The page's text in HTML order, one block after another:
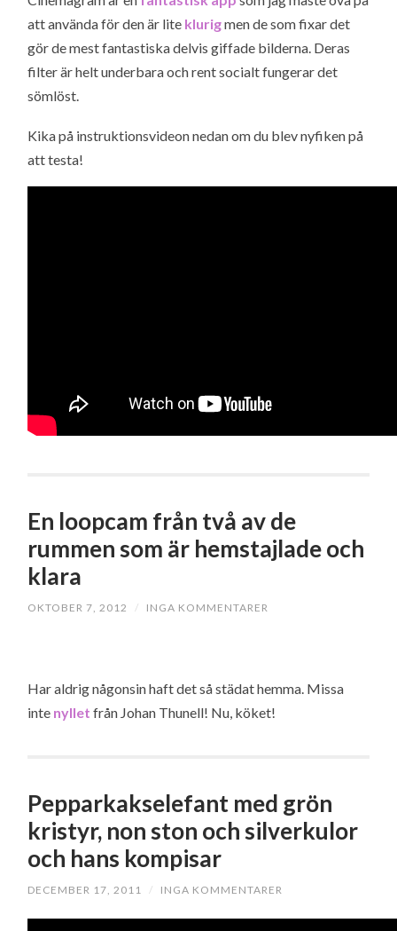
att använda för den är lite klurigmen de som fixar det
gör de mest fantastiska delvis giffade bilderna. Deras
filter är helt underbara och rent socialt fungerar det
sömlöst.
Kika på instruktionsvideon nedan om du blev nyfiken på
att testa!
En loopcam från två av de
rummen som är hemstajlade och
klara
OKTOBER 7, 2012 / INGA KOMMENTARER
Har aldrig någonsin haft det så städat hemma. Missa
inte nyllet från Johan Thunell! Nu, köket!
Pepparkakselefant med grön
kristyr, non ston och silverkulor
och hans kompisar
DECEMBER 17, 2011 / INGA KOMMENTARER